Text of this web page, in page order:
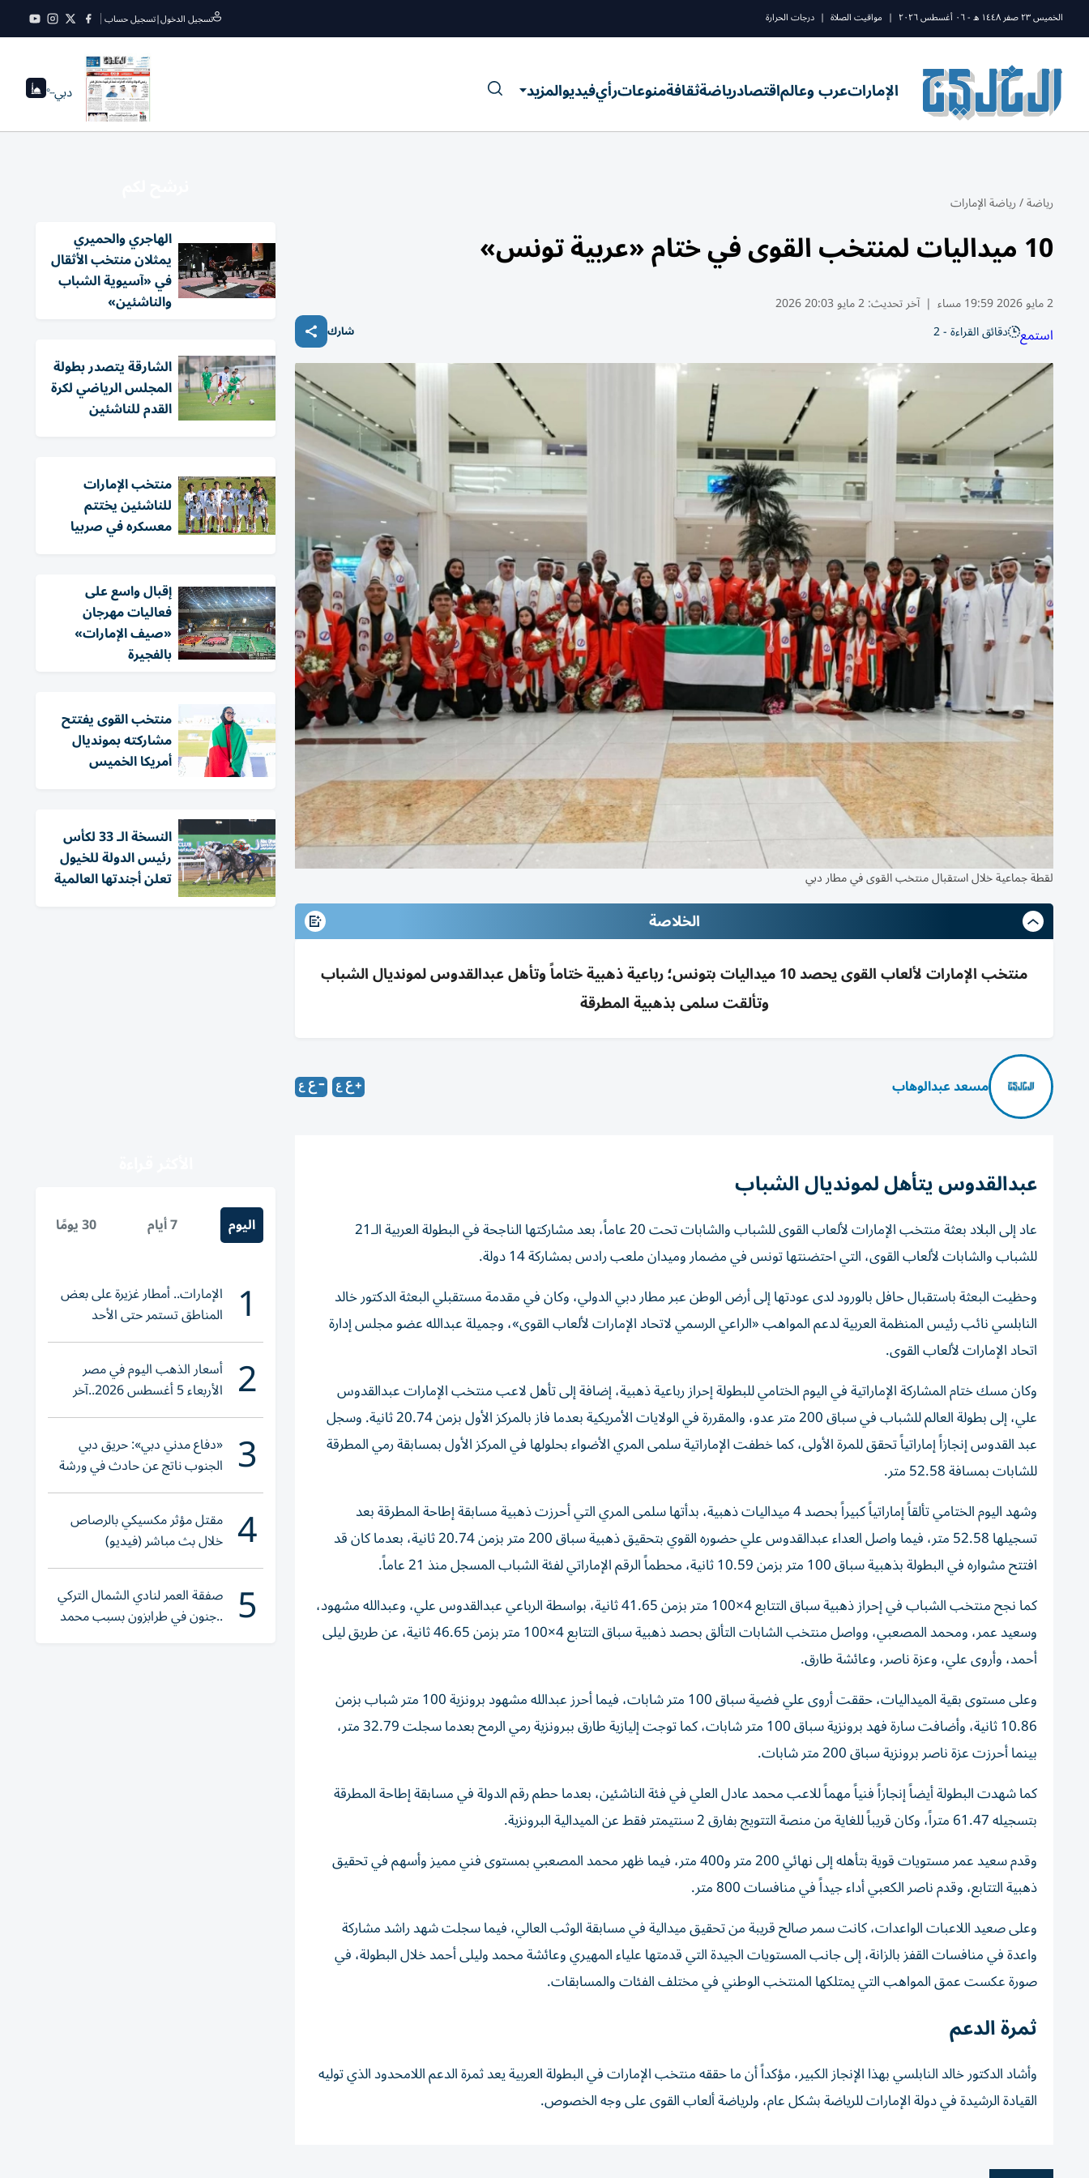
الخميس ٢٣ صفر ١٤٤٨ ه - ٠٦ أغسطس ٢٠٢٦ | مواقيت الصلاة | درجات الحرارة تسجيل الدخول|تسجيل حساب
الإماراتعرب وعالماقتصادرياضةثقافةمنوعاترأيفيديوالمزيد دبي--°
رياضة/رياضة الإمارات
10 ميداليات لمنتخب القوى في ختام «عربية تونس»
2 مايو 2026 19:59 مساء | آخر تحديث:2 مايو 20:03 2026
استمع دقائق القراءة - 2 شارك
لقطة جماعية خلال استقبال منتخب القوى في مطار دبي
الخلاصة
منتخب الإمارات لألعاب القوى يحصد 10 ميداليات بتونس؛ رباعية ذهبية ختاماً وتأهل عبدالقدوس لمونديال الشباب
وتألقت سلمى بذهبية المطرقة
مسعد عبدالوهاب
عبدالقدوس يتأهل لمونديال الشباب
عاد إلى البلاد بعثة منتخب الإمارات لألعاب القوى للشباب والشابات تحت 20 عاماً، بعد مشاركتها الناجحة في البطولة العربية الـ21
للشباب والشابات لألعاب القوى، التي احتضنتها تونس في مضمار وميدان ملعب رادس بمشاركة 14 دولة.
وحظيت البعثة باستقبال حافل بالورود لدى عودتها إلى أرض الوطن عبر مطار دبي الدولي، وكان في مقدمة مستقبلي البعثة الدكتور خالد
النابلسي نائب رئيس المنظمة العربية لدعم المواهب «الراعي الرسمي لاتحاد الإمارات لألعاب القوى»، وجميلة عبدالله عضو مجلس إدارة
اتحاد الإمارات لألعاب القوى.
وكان مسك ختام المشاركة الإماراتية في اليوم الختامي للبطولة إحراز رباعية ذهبية، إضافة إلى تأهل لاعب منتخب الإمارات عبدالقدوس
علي، إلى بطولة العالم للشباب في سباق 200 متر عدو، والمقررة في الولايات الأمريكية بعدما فاز بالمركز الأول بزمن 20.74 ثانية. وسجل
عبد القدوس إنجازاً إماراتياً تحقق للمرة الأولى، كما خطفت الإماراتية سلمى المري الأضواء بحلولها في المركز الأول بمسابقة رمي المطرقة
للشابات بمسافة 52.58 متر.
وشهد اليوم الختامي تألقاً إماراتياً كبيراً بحصد 4 ميداليات ذهبية، بدأتها سلمى المري التي أحرزت ذهبية مسابقة إطاحة المطرقة بعد
تسجيلها 52.58 متر، فيما واصل العداء عبدالقدوس علي حضوره القوي بتحقيق ذهبية سباق 200 متر بزمن 20.74 ثانية، بعدما كان قد
افتتح مشواره في البطولة بذهبية سباق 100 متر بزمن 10.59 ثانية، محطماً الرقم الإماراتي لفئة الشباب المسجل منذ 21 عاماً.
كما نجح منتخب الشباب في إحراز ذهبية سباق التتابع 4×100 متر بزمن 41.65 ثانية، بواسطة الرباعي عبدالقدوس علي، وعبدالله مشهود،
وسعيد عمر، ومحمد المصعبي، وواصل منتخب الشابات التألق بحصد ذهبية سباق التتابع 4×100 متر بزمن 46.65 ثانية، عن طريق ليلى
أحمد، وأروى علي، وعزة ناصر، وعائشة طارق.
وعلى مستوى بقية الميداليات، حققت أروى علي فضية سباق 100 متر شابات، فيما أحرز عبدالله مشهود برونزية 100 متر شباب بزمن
10.86 ثانية، وأضافت سارة فهد برونزية سباق 100 متر شابات، كما توجت إليازية طارق ببرونزية رمي الرمح بعدما سجلت 32.79 متر،
بينما أحرزت عزة ناصر برونزية سباق 200 متر شابات.
كما شهدت البطولة أيضاً إنجازاً فنياً مهماً للاعب محمد عادل العلي في فئة الناشئين، بعدما حطم رقم الدولة في مسابقة إطاحة المطرقة
بتسجيله 61.47 متراً، وكان قريباً للغاية من منصة التتويج بفارق 2 سنتيمتر فقط عن الميدالية البرونزية.
وقدم سعيد عمر مستويات قوية بتأهله إلى نهائي 200 متر و400 متر، فيما ظهر محمد المصعبي بمستوى فني مميز وأسهم في تحقيق
ذهبية التتابع، وقدم ناصر الكعبي أداء جيداً في منافسات 800 متر.
وعلى صعيد اللاعبات الواعدات، كانت سمر صالح قريبة من تحقيق ميدالية في مسابقة الوثب العالي، فيما سجلت شهد راشد مشاركة
واعدة في منافسات القفز بالزانة، إلى جانب المستويات الجيدة التي قدمتها علياء المهيري وعائشة محمد وليلى أحمد خلال البطولة، في
صورة عكست عمق المواهب التي يمتلكها المنتخب الوطني في مختلف الفئات والمسابقات.
ثمرة الدعم
وأشاد الدكتور خالد النابلسي بهذا الإنجاز الكبير، مؤكداً أن ما حققه منتخب الإمارات في البطولة العربية يعد ثمرة الدعم اللامحدود الذي توليه
القيادة الرشيدة في دولة الإمارات للرياضة بشكل عام، ولرياضة ألعاب القوى على وجه الخصوص.
الهاجري والحميري
يمثلان منتخب الأثقال
في «آسيوية الشباب
والناشئين»
الشارقة يتصدر بطولة
المجلس الرياضي لكرة
القدم للناشئين
منتخب الإمارات
للناشئين يختتم
معسكره في صربيا
إقبال واسع على
فعاليات مهرجان
«صيف الإمارات»
بالفجيرة
منتخب القوى يفتتح
مشاركته بمونديال
أمريكا الخميس
النسخة الـ 33 لكأس
رئيس الدولة للخيول
تعلن أجندتها العالمية
اليوم 7 أيام 30 يومًا
1 الإمارات.. أمطار غزيرة على بعض
المناطق تستمر حتى الأحد
2 أسعار الذهب اليوم في مصر
الأربعاء 5 أغسطس 2026..آخر
تحديث لعيار 21
3 «دفاع مدني دبي»: حريق دبي
الجنوب ناتج عن حادث في ورشة
ولا إصابات
4 مقتل مؤثر مكسيكي بالرصاص
خلال بث مباشر (فيديو)
5 صفقة العمر لنادي الشمال التركي
..جنون في طرابزون بسبب محمد